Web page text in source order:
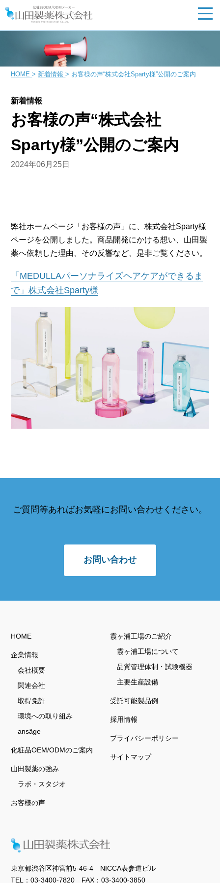
HOME> 新着情報> お客様の声“株式会社Sparty様”公開のご案内
新着情報
お客様の声“株式会社
Sparty様”公開のご案内
2024年06月25日
弊社ホームページ「お客様の声」に、株式会社Sparty様
ページを公開しました。商品開発にかける想い、山田製
薬へ依頼した理由、その反響など、是非ご覧ください。
「MEDULLAパーソナライズヘアケアができるま
で」株式会社Sparty様
ご質問等あればお気軽にお問い合わせください。
お問い合わせ
HOME
企業情報
会社概要
関連会社
取得免許
環境への取り組み
ansâge
化粧品OEM/ODMのご案内
山田製薬の強み
ラボ・スタジオ
お客様の声
霞ヶ浦工場のご紹介
霞ヶ浦工場について
品質管理体制・試験機器
主要生産設備
受託可能製品例
採用情報
プライバシーポリシー
サイトマップ
東京都渋谷区神宮前5-46-4 NICCA表参道ビル
TEL：03-3400-7820 FAX：03-3400-3850